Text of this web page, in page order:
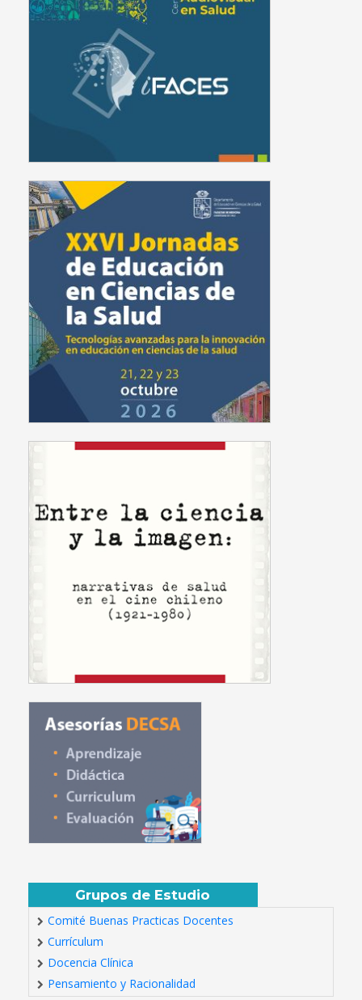
Grupos de Estudio
Comité Buenas Practicas Docentes
Currículum
Docencia Clínica
Pensamiento y Racionalidad